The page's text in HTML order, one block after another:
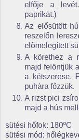
elfője a
paprikát.)
Az elősütött
reszelőn
előmelegített
A körethez a
majd felöntjük
a kétszerese.
puhára főzzük.
A rizst pici
majd a hús
sütési hőfok: 180ºC
sütési mód: